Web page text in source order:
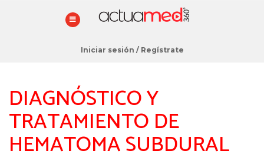
Iniciar sesión / Regístrate
DIAGNÓSTICO Y
TRATAMIENTO DE
HEMATOMA SUBDURAL